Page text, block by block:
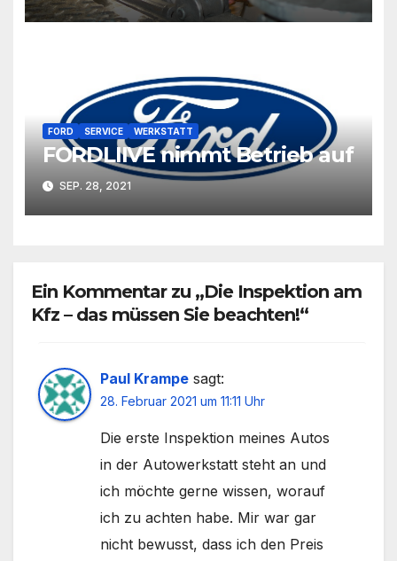
FORD SERVICE WERKSTATT
FORDLIIVE nimmt Betrieb auf
SEP. 28, 2021
Ein Kommentar zu „Die Inspektion am
Kfz – das müssen Sie beachten!“
Paul Krampe sagt:
28. Februar 2021 um 11:11 Uhr
Die erste Inspektion meines Autos
in der Autowerkstatt steht an und
ich möchte gerne wissen, worauf
ich zu achten habe. Mir war gar
nicht bewusst, dass ich den Preis